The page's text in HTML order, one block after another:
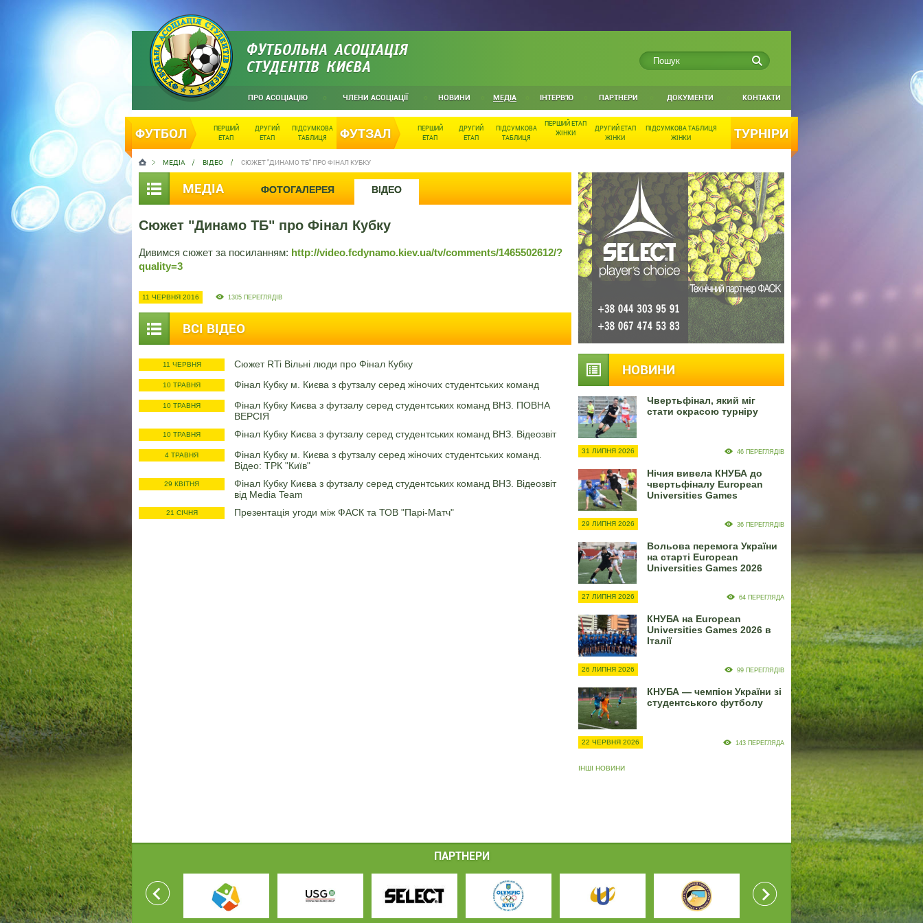
ФУТБОЛЬНА АСОЦІАЦІЯ
СТУДЕНТІВ КИЄВА
ПРО АСОЦІАЦІЮ ЧЛЕНИ АСОЦІАЦІЇ НОВИНИ МЕДІА ІНТЕРВ'Ю ПАРТНЕРИ ДОКУМЕНТИ КОНТАКТИ
ФУТБОЛ
ПЕРШИЙ
ЕТАП
ДРУГИЙ
ЕТАП
ПІДСУМКОВА
ТАБЛИЦЯ
ФУТЗАЛ
ПЕРШИЙ
ЕТАП
ДРУГИЙ
ЕТАП
ПІДСУМКОВА
ТАБЛИЦЯ
ПЕРШИЙ ЕТАП
ЖІНКИ
ДРУГИЙ ЕТАП
ЖІНКИ
ПІДСУМКОВА ТАБЛИЦЯ
ЖІНКИ
ТУРНІРИ
МЕДІА ВІДЕО СЮЖЕТ "ДИНАМО ТБ" ПРО ФІНАЛ КУБКУ
МЕДІА ФОТОГАЛЕРЕЯ ВІДЕО
Сюжет "Динамо ТБ" про Фінал Кубку
Дивимся сюжет за посиланням: http://video.fcdynamo.kiev.ua/tv/comments/1465502612/?
quality=3
11 ЧЕРВНЯ 2016 1305 ПЕРЕГЛЯДІВ
ВСІ ВІДЕО
11 ЧЕРВНЯ Сюжет RTi Вільні люди про Фінал Кубку
10 ТРАВНЯ Фінал Кубку м. Києва з футзалу серед жіночих студентських команд
10 ТРАВНЯ
Фінал Кубку Києва з футзалу серед студентських команд ВНЗ. ПОВНА
ВЕРСІЯ
10 ТРАВНЯ Фінал Кубку Києва з футзалу серед студентських команд ВНЗ. Відеозвіт
4 ТРАВНЯ
Фінал Кубку м. Києва з футзалу серед жіночих студентських команд.
Відео: ТРК "Київ"
29 КВІТНЯ
Фінал Кубку Києва з футзалу серед студентських команд ВНЗ. Відеозвіт
від Media Team
21 СІЧНЯ Презентація угоди між ФАСК та ТОВ "Парі-Матч"
НОВИНИ
Чвертьфінал, який міг
стати окрасою турніру
31 ЛИПНЯ 2026 46 ПЕРЕГЛЯДІВ
Нічия вивела КНУБА до
чвертьфіналу European
Universities Games
29 ЛИПНЯ 2026 36 ПЕРЕГЛЯДІВ
Вольова перемога України
на старті European
Universities Games 2026
27 ЛИПНЯ 2026 64 ПЕРЕГЛЯДА
КНУБА на European
Universities Games 2026 в
Італії
26 ЛИПНЯ 2026 99 ПЕРЕГЛЯДІВ
КНУБА — чемпіон України зі
студентського футболу
22 ЧЕРВНЯ 2026 143 ПЕРЕГЛЯДА
ІНШІ НОВИНИ
ПАРТНЕРИ